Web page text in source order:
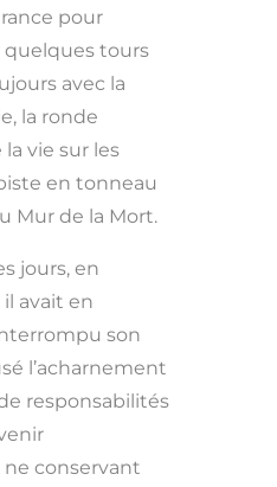
pour
tours
avec la
la ronde
vie sur les
en tonneau
Mur de la Mort.
jours, en
avait en
son
l’acharnement
responsabilités
ne conservant